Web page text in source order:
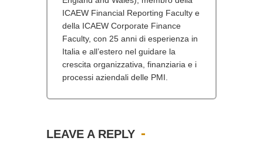
ICAEW Financial Reporting Faculty e
della ICAEW Corporate Finance
Faculty, con 25 anni di esperienza in
Italia e all’estero nel guidare la
crescita organizzativa, finanziaria e i
processi aziendali delle PMI.
LEAVE A REPLY